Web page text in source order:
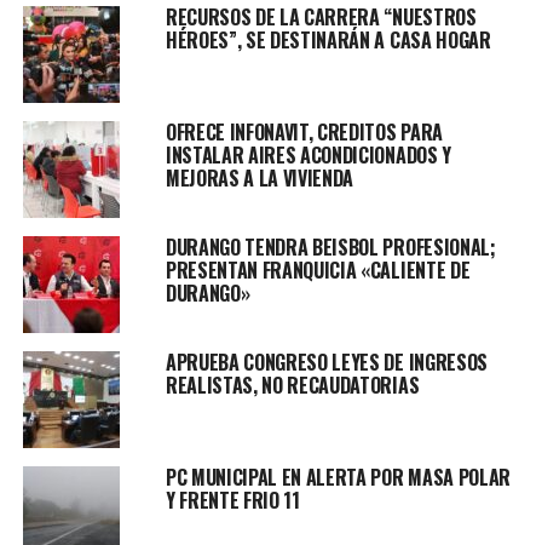
Luego de que se diera a conocer la alerta por parte de la
Secretaría de Salud sobre el reto viral que está
permeando entre alumnos de nivel secundaria para
consumir sildenafil o “viagra” como se conoce por su
nombre comercial, la rama farmacéutica señalo que
desde hace ya tiempo se han tomado medidas para que
menores de edad o jóvenes no puedan tener acceso a
ello, aunque mencionan que no se requiere de una
receta médica para su compra.
RECURSOS DE LA CARRERA “NUESTROS
HÉROES”, SE DESTINARÁN A CASA HOGAR
OFRECE INFONAVIT, CREDITOS PARA
INSTALAR AIRES ACONDICIONADOS Y
MEJORAS A LA VIVIENDA
DURANGO TENDRA BEISBOL PROFESIONAL;
PRESENTAN FRANQUICIA «CALIENTE DE
DURANGO»
APRUEBA CONGRESO LEYES DE INGRESOS
REALISTAS, NO RECAUDATORIAS
PC MUNICIPAL EN ALERTA POR MASA POLAR
Y FRENTE FRIO 11